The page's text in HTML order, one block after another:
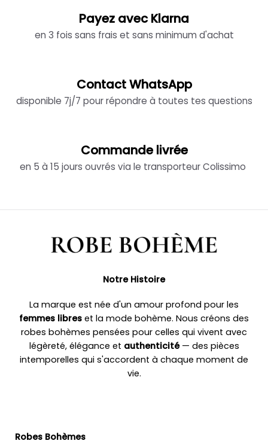
Payez avec Klarna
en 3 fois sans frais et sans minimum d'achat
Contact WhatsApp
disponible 7j/7 pour répondre à toutes tes questions
Commande livrée
en 5 à 15 jours ouvrés via le transporteur Colissimo
Notre Histoire
La marque est née d'un amour profond pour les
femmes libres et la mode bohème. Nous créons des
robes bohèmes pensées pour celles qui vivent avec
légèreté, élégance et authenticité— des pièces
intemporelles qui s'accordent à chaque moment de
vie.
Robes Bohèmes